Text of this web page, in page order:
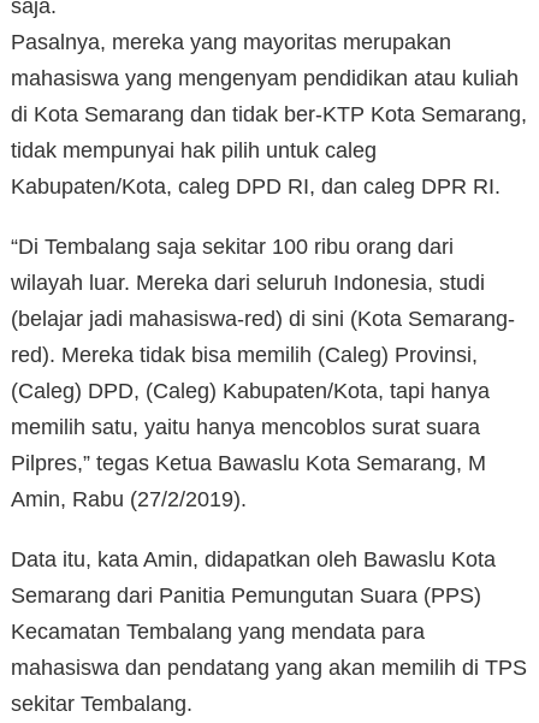
saja.
Pasalnya, mereka yang mayoritas merupakan
mahasiswa yang mengenyam pendidikan atau kuliah
di Kota Semarang dan tidak ber-KTP Kota Semarang,
tidak mempunyai hak pilih untuk caleg
Kabupaten/Kota, caleg DPD RI, dan caleg DPR RI.
“Di Tembalang saja sekitar 100 ribu orang dari
wilayah luar. Mereka dari seluruh Indonesia, studi
(belajar jadi mahasiswa-red) di sini (Kota Semarang-
red). Mereka tidak bisa memilih (Caleg) Provinsi,
(Caleg) DPD, (Caleg) Kabupaten/Kota, tapi hanya
memilih satu, yaitu hanya mencoblos surat suara
Pilpres,” tegas Ketua Bawaslu Kota Semarang, M
Amin, Rabu (27/2/2019).
Data itu, kata Amin, didapatkan oleh Bawaslu Kota
Semarang dari Panitia Pemungutan Suara (PPS)
Kecamatan Tembalang yang mendata para
mahasiswa dan pendatang yang akan memilih di TPS
sekitar Tembalang.